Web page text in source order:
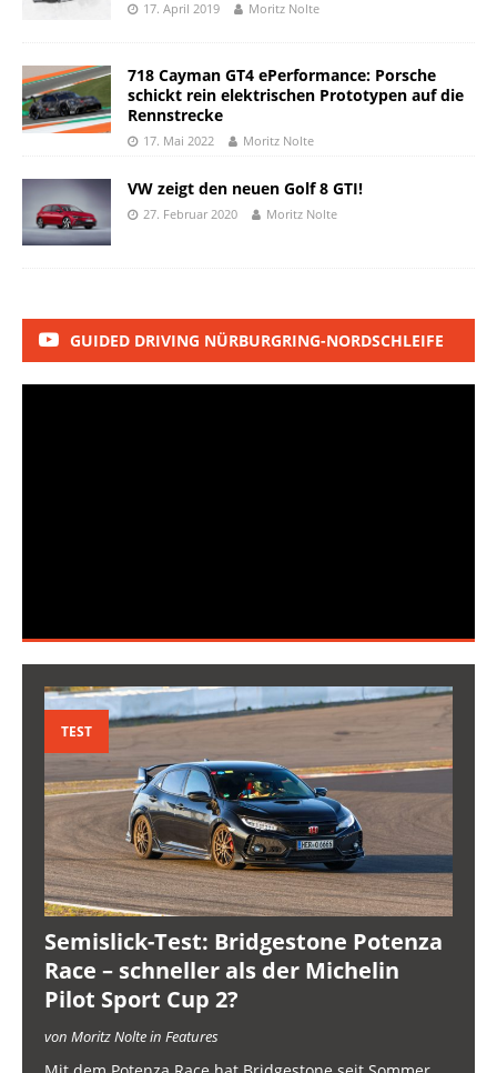
17. April 2019 Moritz Nolte
718 Cayman GT4 ePerformance: Porsche
schickt rein elektrischen Prototypen auf die
Rennstrecke
17. Mai 2022 Moritz Nolte
VW zeigt den neuen Golf 8 GTI!
27. Februar 2020 Moritz Nolte
GUIDED DRIVING NÜRBURGRING-NORDSCHLEIFE
TEST
Semislick-Test: Bridgestone Potenza
Race – schneller als der Michelin
Pilot Sport Cup 2?
von Moritz Nolte in Features